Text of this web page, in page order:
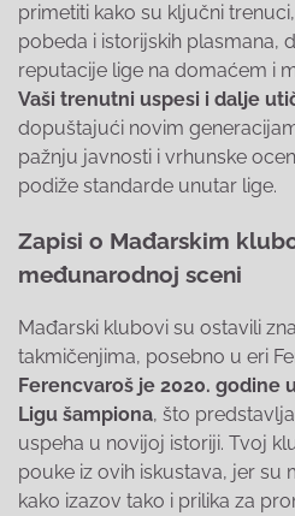
primetiti kako su ključni
pobeda i istorijskih plasmana,
reputacije lige na domaćem i
Vaši trenutni uspesi i dalje
dopuštajući novim
pažnju javnosti i vrhunske
podiže standarde unutar lige.
Zapisi o Mađarskim
međunarodnoj sceni
Mađarski klubovi su ostavili
takmičenjima, posebno u eri
Ferencvaroš je 2020. godine
Ligu šampiona, što
uspeha u novijoj istoriji. Tvoj
pouke iz ovih iskustava, jer su
kako izazov tako i prilika za